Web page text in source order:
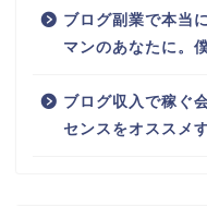
ブログ副業で本当
マンのあなたに。
ブログ収入で稼ぐ
センスをオススメ